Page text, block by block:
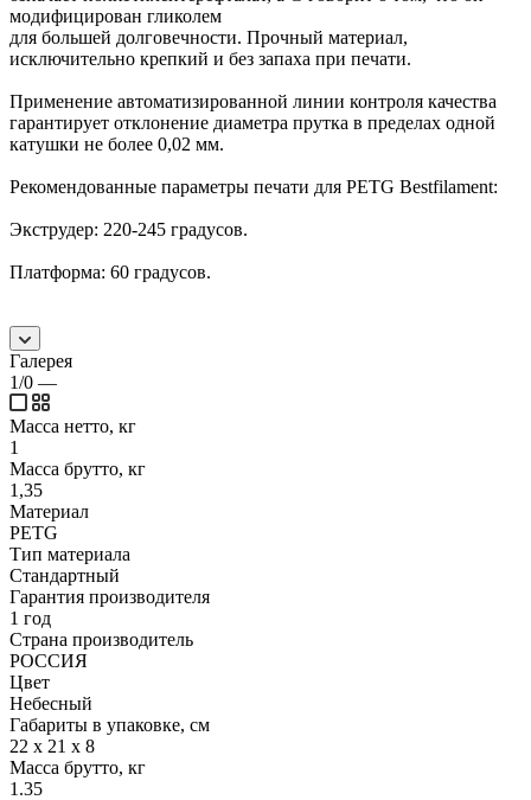
модифицирован гликолем
для большей долговечности. Прочный материал,
исключительно крепкий и без запаха при печати.
Применение автоматизированной линии контроля качества
гарантирует отклонение диаметра прутка в пределах одной
катушки не более 0,02 мм.
Рекомендованные параметры печати для PETG Bestfilament:
Экструдер: 220-245 градусов.
Платформа: 60 градусов.
Галерея
1/0 —
Масса нетто, кг
1
Масса брутто, кг
1,35
Материал
PETG
Тип материала
Стандартный
Гарантия производителя
1 год
Страна производитель
РОССИЯ
Цвет
Небесный
Габариты в упаковке, см
22 х 21 х 8
Масса брутто, кг
1.35